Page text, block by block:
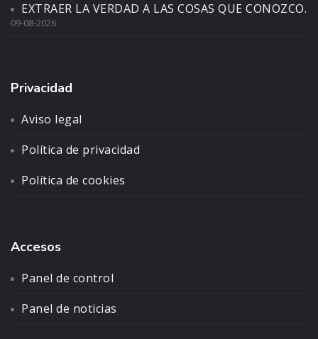
EXTRAER LA VERDAD A LAS COSAS QUE CONOZCO.
09-08-2026
Privacidad
Aviso legal
Política de privacidad
Política de cookies
Accesos
Panel de control
Panel de noticias